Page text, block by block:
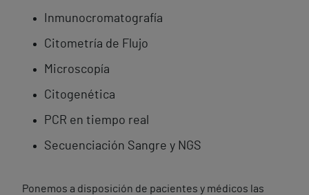
Inmunocromatografía
Citometría de Flujo
Microscopía
Citogenética
PCR en tiempo real
Secuenciación Sangre y NGS
Ponemos a disposición de pacientes y médicos las